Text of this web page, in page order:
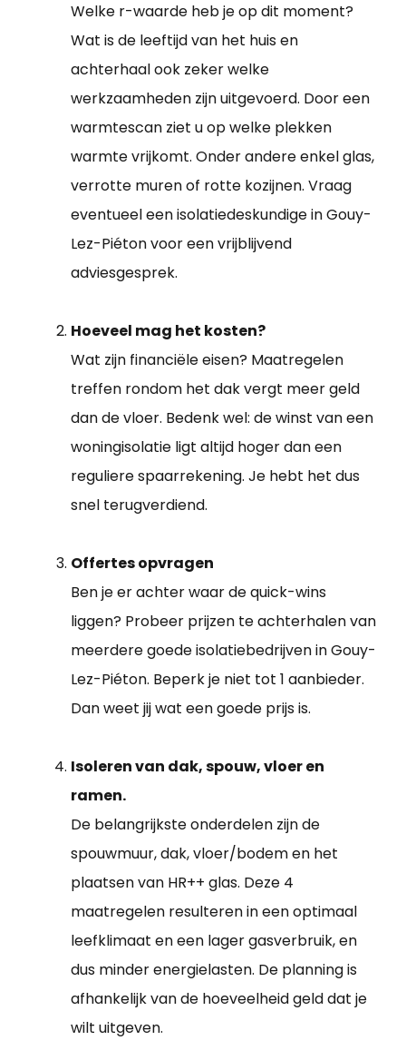
Welke r-waarde heb je op dit moment?
Wat is de leeftijd van het huis en
achterhaal ook zeker welke
werkzaamheden zijn uitgevoerd. Door een
warmtescan ziet u op welke plekken
warmte vrijkomt. Onder andere enkel glas,
verrotte muren of rotte kozijnen. Vraag
eventueel een isolatiedeskundige in Gouy-
Lez-Piéton voor een vrijblijvend
adviesgesprek.
Hoeveel mag het kosten?
Wat zijn financiële eisen? Maatregelen
treffen rondom het dak vergt meer geld
dan de vloer. Bedenk wel: de winst van een
woningisolatie ligt altijd hoger dan een
reguliere spaarrekening. Je hebt het dus
snel terugverdiend.
Offertes opvragen
Ben je er achter waar de quick-wins
liggen? Probeer prijzen te achterhalen van
meerdere goede isolatiebedrijven in Gouy-
Lez-Piéton. Beperk je niet tot 1 aanbieder.
Dan weet jij wat een goede prijs is.
Isoleren van dak, spouw, vloer en
ramen.
De belangrijkste onderdelen zijn de
spouwmuur, dak, vloer/bodem en het
plaatsen van HR++ glas. Deze 4
maatregelen resulteren in een optimaal
leefklimaat en een lager gasverbruik, en
dus minder energielasten. De planning is
afhankelijk van de hoeveelheid geld dat je
wilt uitgeven.